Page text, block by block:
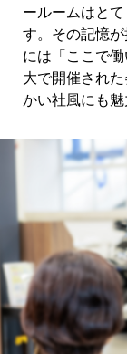
ールームはと
す。その記憶
には「ここで
大で開催され
かい社風にも魅